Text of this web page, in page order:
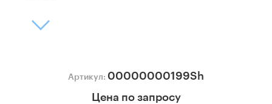
Артикул: 00000000199Sh
Цена по запросу